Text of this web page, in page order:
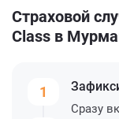
Страховой
Class в
1
Сразу